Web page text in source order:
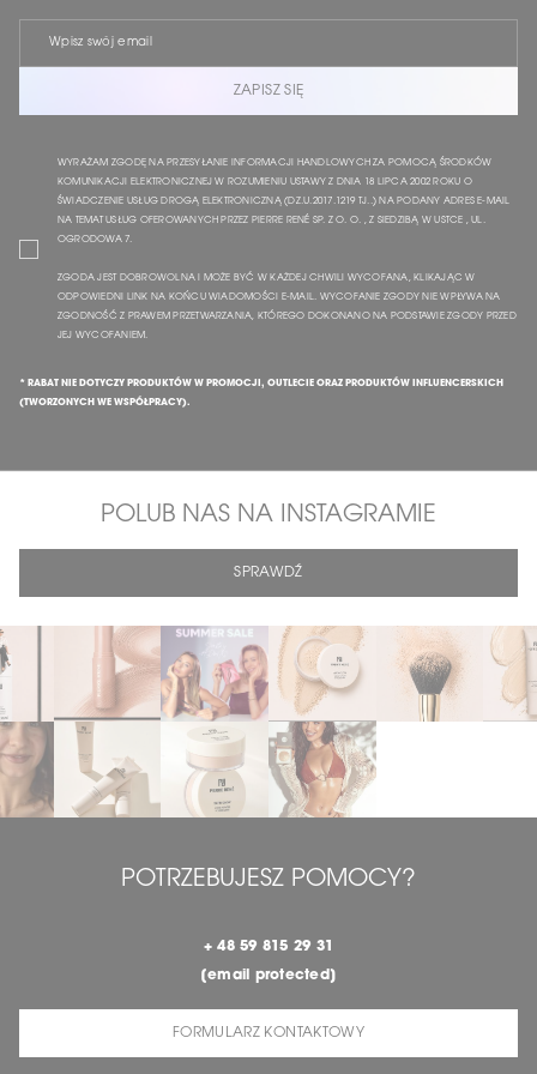
ZAPISZ SIĘ
WYRAŻAM ZGODĘ NA PRZESYŁANIE INFORMACJI HANDLOWYCH ZA POMOCĄ ŚRODKÓW
KOMUNIKACJI ELEKTRONICZNEJ W ROZUMIENIU USTAWY Z DNIA 18 LIPCA 2002 ROKU O
ŚWIADCZENIE USŁUG DROGĄ ELEKTRONICZNĄ (DZ.U.2017.1219 TJ..) NA PODANY ADRES E-MAIL
NA TEMAT USŁUG OFEROWANYCH PRZEZ PIERRE RENÉ SP. Z O. O. , Z SIEDZIBĄ W USTCE , UL.
OGRODOWA 7.
ZGODA JEST DOBROWOLNA I MOŻE BYĆ W KAŻDEJ CHWILI WYCOFANA, KLIKAJĄC W
ODPOWIEDNI LINK NA KOŃCU WIADOMOŚCI E-MAIL. WYCOFANIE ZGODY NIE WPŁYWA NA
ZGODNOŚĆ Z PRAWEM PRZETWARZANIA, KTÓREGO DOKONANO NA PODSTAWIE ZGODY PRZED
JEJ WYCOFANIEM.
* RABAT NIE DOTYCZY PRODUKTÓW W PROMOCJI, OUTLECIE ORAZ PRODUKTÓW INFLUENCERSKICH
(TWORZONYCH WE WSPÓŁPRACY).
POLUB NAS NA INSTAGRAMIE
SPRAWDŹ
POTRZEBUJESZ POMOCY?
+ 48 59 815 29 31
[email protected]
FORMULARZ KONTAKTOWY